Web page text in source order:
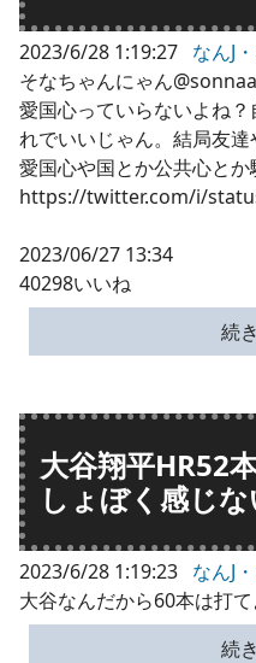
2023/6/28 1:19:27 なんJ
そなちゃんにゃん
愛国心っていらないよね
れでいいじゃん。結局友
愛国心や国とか公共心と
https://twitter.com/i/
2023/06/27 13:34
40298いいね
続
大谷翔平HR52
しょぼく感じな
2023/6/28 1:19:23 なんJ
大谷なんだから60本は打
続